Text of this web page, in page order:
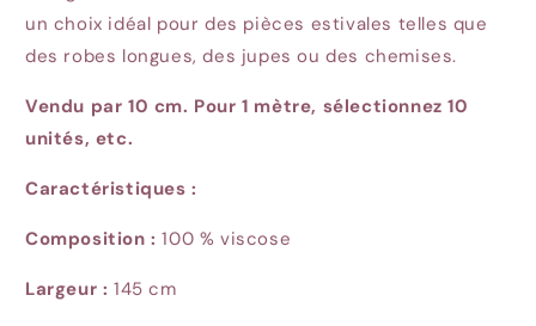
un choix idéal pour des pièces estivales telles que
des robes longues, des jupes ou des chemises.
Vendu par 10 cm. Pour 1 mètre, sélectionnez 10
unités, etc.
Caractéristiques :
Composition : 100 % viscose
Largeur : 145 cm